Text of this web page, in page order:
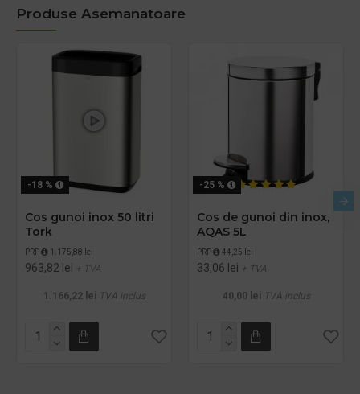
Produse Asemanatoare
-18 %
Cos gunoi inox 50 litri
Tork
PRP 1.175,88 lei
963,82 lei + TVA
1.166,22 lei TVA inclus
-25 %
Cos de gunoi din inox,
AQAS 5L
PRP 44,25 lei
33,06 lei + TVA
40,00 lei TVA inclus